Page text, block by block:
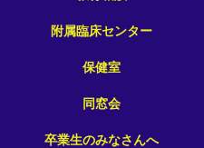
附属臨床センター
保健室
同窓会
卒業生のみなさんへ